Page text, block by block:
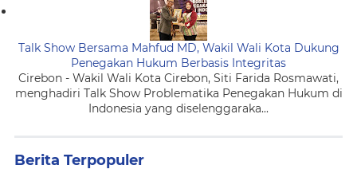
Talk Show Bersama Mahfud MD, Wakil Wali Kota Dukung
Penegakan Hukum Berbasis Integritas
Cirebon - Wakil Wali Kota Cirebon, Siti Farida Rosmawati,
menghadiri Talk Show Problematika Penegakan Hukum di
Indonesia yang diselenggaraka...
Berita Terpopuler